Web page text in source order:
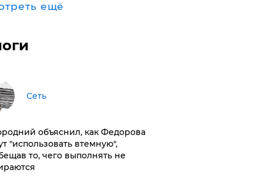
ещё
Сеть
объяснил, как Федорова
"использовать втемную",
то, чего выполнять не